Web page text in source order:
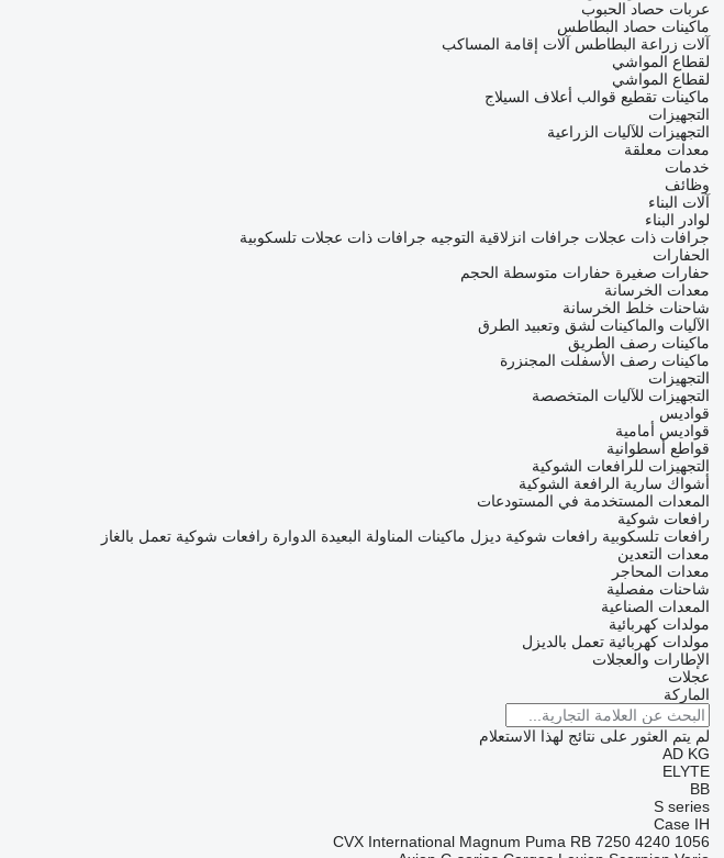
عربات حصاد الحبوب
ماكينات حصاد البطاطس
آلات زراعة البطاطس آلات إقامة المساكب
لقطاع المواشي
لقطاع المواشي
ماكينات تقطيع قوالب أعلاف السيلاج
التجهيزات
التجهيزات للآليات الزراعية
معدات معلقة
خدمات
وظائف
آلات البناء
لوادر البناء
جرافات ذات عجلات جرافات انزلاقية التوجيه جرافات ذات عجلات تلسكوبية
الحفارات
حفارات صغيرة حفارات متوسطة الحجم
معدات الخرسانة
شاحنات خلط الخرسانة
الآليات والماكينات لشق وتعبيد الطرق
ماكينات رصف الطريق
ماكينات رصف الأسفلت المجنزرة
التجهيزات
التجهيزات للآليات المتخصصة
قواديس
قواديس أمامية
قواطع أسطوانية
التجهيزات للرافعات الشوكية
أشواك سارية الرافعة الشوكية
المعدات المستخدمة في المستودعات
رافعات شوكية
رافعات تلسكوبية رافعات شوكية ديزل ماكينات المناولة البعيدة الدوارة رافعات شوكية تعمل بالغاز
معدات التعدين
معدات المحاجر
شاحنات مفصلية
المعدات الصناعية
مولدات كهربائية
مولدات كهربائية تعمل بالديزل
الإطارات والعجلات
عجلات
الماركة
لم يتم العثور على نتائج لهذا الاستعلام
AD KG
ELYTE
BB
S series
Case IH
1056
4240
7250
CVX International Magnum Puma RB